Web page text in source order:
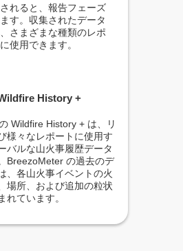
れると、報告フェーズ
す。収集されたデータ
さまざまな種類のレポ
使用できます。
History +
Wildfire History + は、リ
様々なレポートに使用す
バルな山火事履歴データ
BreezoMeter の過去のデ
、各山火事イベントの火
場所、および追加の粒状
れています。